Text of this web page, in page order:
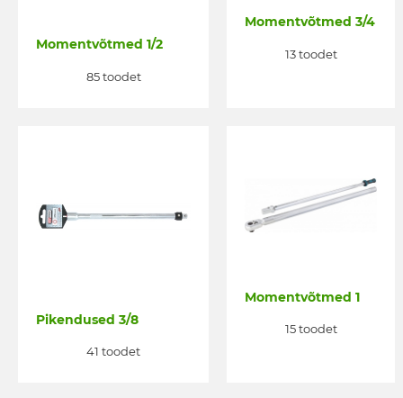
Momentvõtmed 1/2
85 toodet
Momentvõtmed 3/4
13 toodet
Pikendused 3/8
41 toodet
Momentvõtmed 1
15 toodet